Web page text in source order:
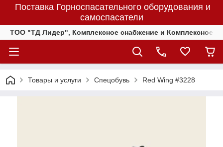
Поставка Горноспасательного оборудования и
самоспасатели
ТОО "ТД Лидер", Комплексное снабжение и Комплексное
Товары и услуги Спецобувь Red Wing #3228